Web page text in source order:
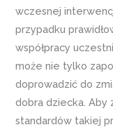
wczesnej
przypadku
współpracy
może nie tylko
doprowadzić do
dobra dziecka. Aby
standardów takiej